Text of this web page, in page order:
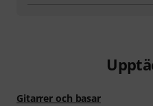
Gitarrer och basar